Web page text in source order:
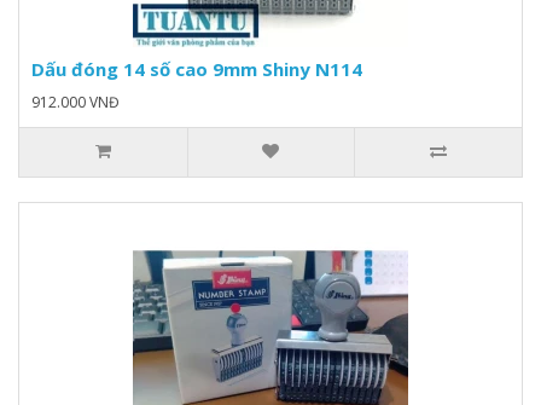
Dấu đóng 14 số cao 9mm Shiny N114
912.000 VNĐ